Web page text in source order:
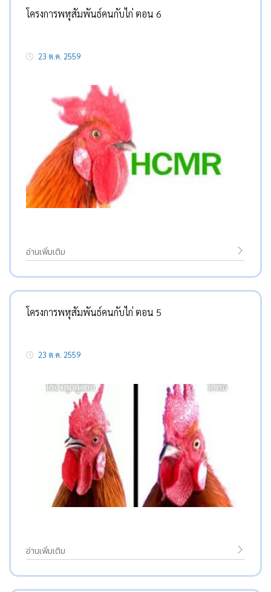
โครงการพหุสัมพันธ์คนกับไก่ ตอน 6
23 ต.ค. 2559
อ่านเพิ่มเติม
โครงการพหุสัมพันธ์คนกับไก่ ตอน 5
23 ต.ค. 2559
อ่านเพิ่มเติม